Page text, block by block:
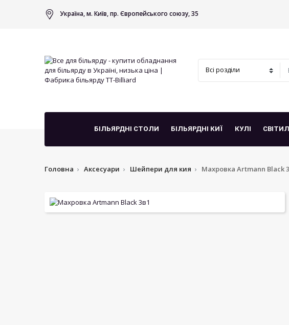
Україна, м. Київ, пр. Європейського союзу, 35
БІЛЬЯРДНІ СТОЛИ БІЛЬЯРДНІ КИЇ КУЛІ
Головна Аксесуари Шейпери для кия Махровка Artmann Black